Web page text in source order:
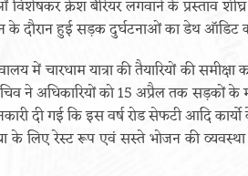
क्रेश बैरियर लगवाने के प्रस्ताव
के दौरान हुई सड़क दुर्घटनाओं का डेथ
में चारधाम यात्रा की तैयारियों की समीक्षा
ने अधिकारियों को 15 अप्रैल तक सड़कों के
दी गई कि इस वर्ष रोड सेफटी आदि
के लिए रेस्ट रूप एवं सस्ते भोजन की